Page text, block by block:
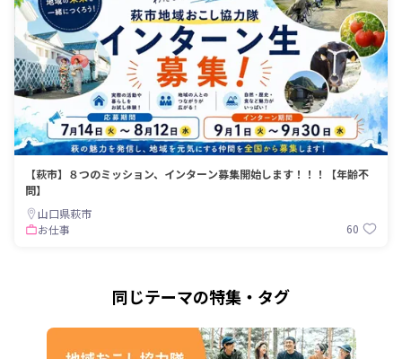
【萩市】８つのミッション、インターン募集開始します！！！【年齢不
問】
山口県萩市
お仕事
60
同じテーマの特集・タグ